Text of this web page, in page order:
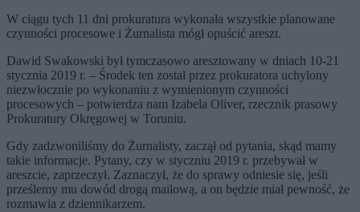
W ciągu tych 11 dni prokuratura wykonała wszystkie planowane
czynności procesowe i Żurnalista mógł opuścić areszt.
Dawid Swakowski był tymczasowo aresztowany w dniach 10-21
stycznia 2019 r. – Środek ten został przez prokuratora uchylony
niezwłocznie po wykonaniu z wymienionym czynności
procesowych – potwierdza nam Izabela Oliver, rzecznik prasowy
Prokuratury Okręgowej w Toruniu.
Gdy zadzwoniliśmy do Żurnalisty, zaczął od pytania, skąd mamy
takie informacje. Pytany, czy w styczniu 2019 r. przebywał w
areszcie, zaprzeczył. Zaznaczył, że do sprawy odniesie się, jeśli
prześlemy mu dowód drogą mailową, a on będzie miał pewność, że
rozmawia z dziennikarzem.